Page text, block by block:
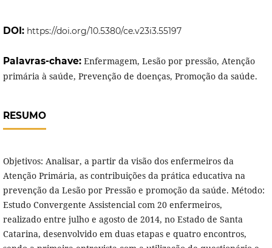
DOI: https://doi.org/10.5380/ce.v23i3.55197
Palavras-chave: Enfermagem, Lesão por pressão, Atenção
primária à saúde, Prevenção de doenças, Promoção da saúde.
RESUMO
Objetivos: Analisar, a partir da visão dos enfermeiros da
Atenção Primária, as contribuições da prática educativa na
prevenção da Lesão por Pressão e promoção da saúde. Método:
Estudo Convergente Assistencial com 20 enfermeiros,
realizado entre julho e agosto de 2014, no Estado de Santa
Catarina, desenvolvido em duas etapas e quatro encontros,